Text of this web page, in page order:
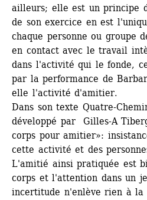
ailleurs; elle est un principe
de son exercice en est
chaque personne ou groupe
en contact avec le travail
dans l'activité qui le fonde,
par la performance de
elle l'activité d'amitier.
Dans son texte Quatre-
développé par Gilles-A
corps pour amitier»:
cette activité et des
L'amitié ainsi pratiquée est
corps et l'attention dans un
incertitude n'enlève rien à la